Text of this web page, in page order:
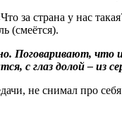
за страна у нас
(смеётся).
Поговаривают, что
с глаз долой – из
не снимал про